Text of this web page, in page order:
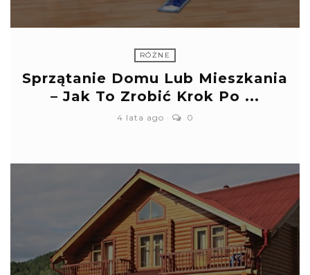
RÓŻNE
Sprzątanie Domu Lub Mieszkania
– Jak To Zrobić Krok Po ...
4 lata ago 0